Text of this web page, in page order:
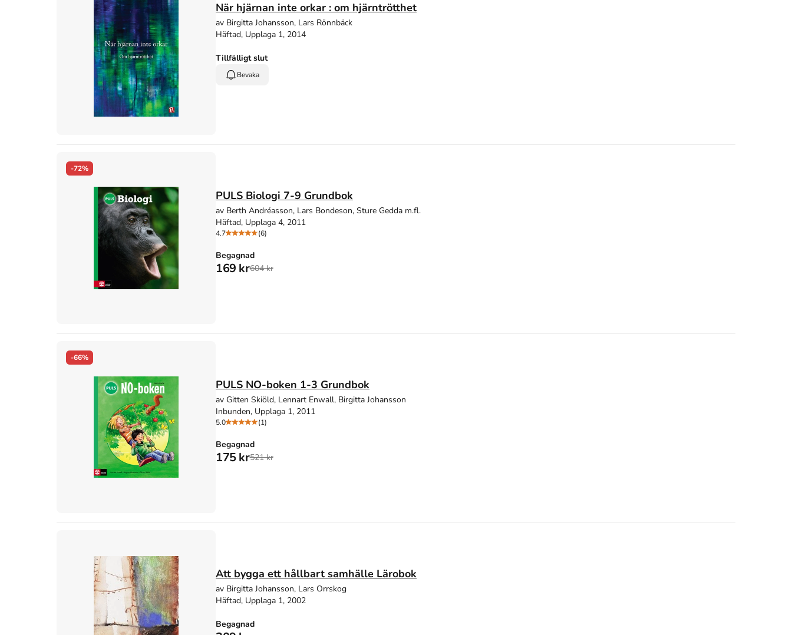
När hjärnan inte orkar : om hjärntrötthet
av Birgitta Johansson, Lars Rönnbäck
Häftad, Upplaga 1, 2014
Tillfälligt slut
Bevaka
-72%
PULS Biologi 7-9 Grundbok
av Berth Andréasson, Lars Bondeson, Sture Gedda m.fl.
Häftad, Upplaga 4, 2011
4.7 (6)
Begagnad
169 kr604 kr
-66%
PULS NO-boken 1-3 Grundbok
av Gitten Skiöld, Lennart Enwall, Birgitta Johansson
Inbunden, Upplaga 1, 2011
5.0 (1)
Begagnad
175 kr521 kr
Att bygga ett hållbart samhälle Lärobok
av Birgitta Johansson, Lars Orrskog
Häftad, Upplaga 1, 2002
Begagnad